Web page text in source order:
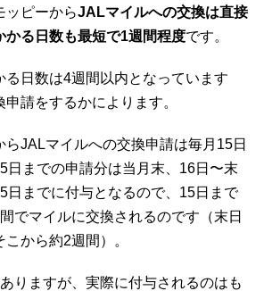
ッピーからJALマイルへの交換は直接
かる日数も最短で1週間程度です。
る日数は4週間以内となっています
請をするかによります。
らJALマイルへの交換申請は毎月15日
日までの申請分は当月末、16日〜末
日までに付与となるので、15日まで
でマイルに交換されるのです（末日
から約2週間）。
りますが、実際に付与されるのはも